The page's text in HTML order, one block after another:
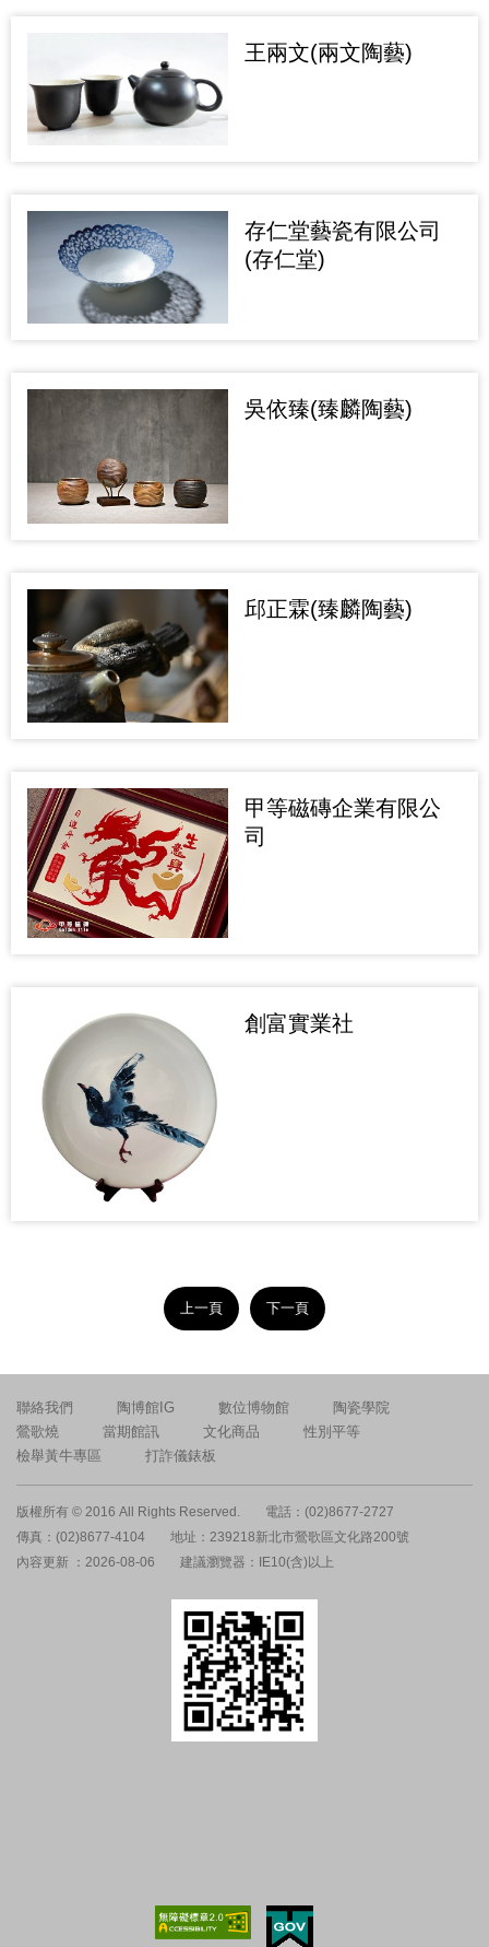
王兩文(兩文陶藝)
存仁堂藝瓷有限公司
(存仁堂)
吳依臻(臻麟陶藝)
邱正霖(臻麟陶藝)
甲等磁磚企業有限公
司
創富實業社
上一頁 下一頁
聯絡我們 陶博館IG 數位博物館
陶瓷學院
鶯歌燒
當期館訊 文化商品
性別平等
檢舉黃牛專區
打詐儀錶板
版權所有 © 2016 All Rights Reserved.
電話：(02)8677-2727
傳真：(02)8677-4104
地址：239218新北市鶯歌區文化路200號
內容更新 ：2026-08-06
建議瀏覽器：IE10(含)以上